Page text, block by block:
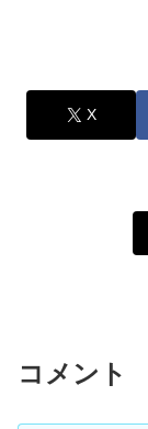
X
コメント